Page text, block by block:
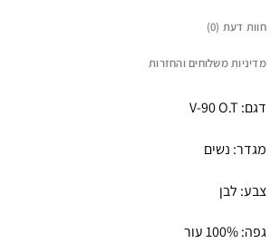
חוות דעת (0)
מדיניות משלוחים והחזרות
דגם: V-90 O.T
מגדר: נשים
צבע: לבן
גפה: 100% עור